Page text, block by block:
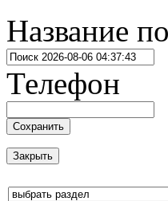
Название
Телефон
Сохранить
Закрыть